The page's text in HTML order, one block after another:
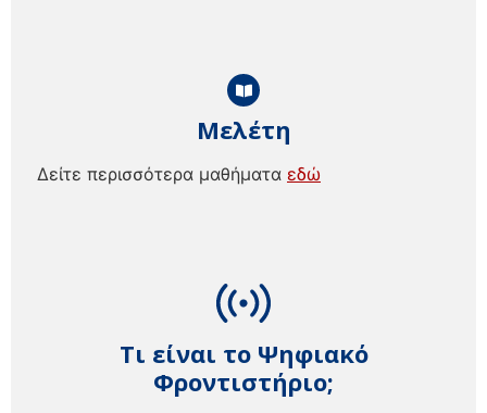
Τι είναι το Ψηφιακό
Φροντιστήριο;
Μελέτη
Δείτε περισσότερα μαθήματα εδώ